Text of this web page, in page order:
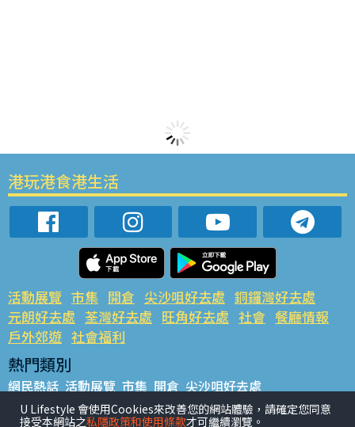
港玩港食港生活
活動展覽 市集 開倉 尖沙咀好去處 銅鑼灣好去處
元朗好去處 荃灣好去處 旺角好去處 社會 餐廳情報
戶外郊遊 社會福利
熱門類別
網民熱話 活動展覽 市集 開倉 尖沙咀好去處
銅鑼灣好去處 元朗好去處 荃灣好去處 旺角好去處 社會
U Lifestyle 會使用Cookies來改善您的網站體驗，請確定您同意
接受本網站之私隱政策和使用條款才可繼續瀏覽。